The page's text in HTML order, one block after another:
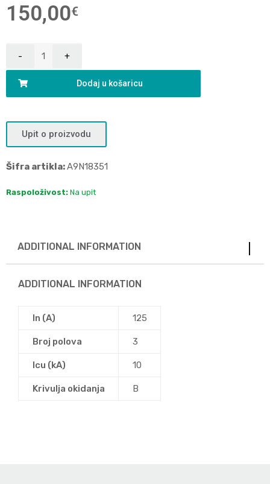
150,00€
Dodaj u košaricu
Upit o proizvodu
Šifra artikla:A9N18351
Raspoloživost: Na upit
ADDITIONAL INFORMATION
ADDITIONAL INFORMATION
In (A) 125
Broj polova 3
Icu (kA) 10
Krivulja okidanja B